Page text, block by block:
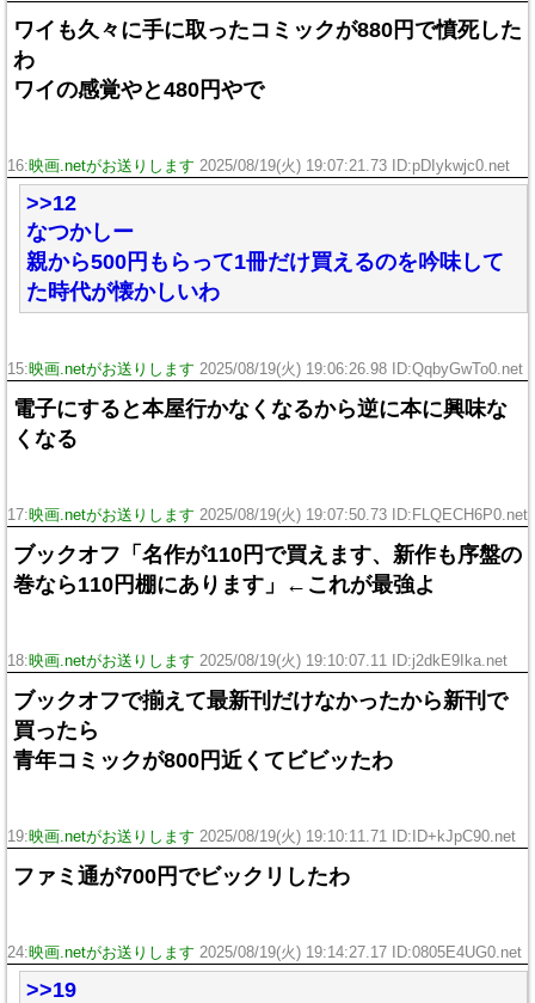
ワイも久々に手に取ったコミックが880円で憤死した
わ
ワイの感覚やと480円やで
16:映画.netがお送りします 2025/08/19(火) 19:07:21.73 ID:pDIykwjc0.net
>>12
なつかしー
親から500円もらって1冊だけ買えるのを吟味して
た時代が懐かしいわ
15:映画.netがお送りします 2025/08/19(火) 19:06:26.98 ID:QqbyGwTo0.net
電子にすると本屋行かなくなるから逆に本に興味な
くなる
17:映画.netがお送りします 2025/08/19(火) 19:07:50.73 ID:FLQECH6P0.net
ブックオフ「名作が110円で買えます、新作も序盤の
巻なら110円棚にあります」←これが最強よ
18:映画.netがお送りします 2025/08/19(火) 19:10:07.11 ID:j2dkE9Ika.net
ブックオフで揃えて最新刊だけなかったから新刊で
買ったら
青年コミックが800円近くてビビッたわ
19:映画.netがお送りします 2025/08/19(火) 19:10:11.71 ID:ID+kJpC90.net
ファミ通が700円でビックリしたわ
24:映画.netがお送りします 2025/08/19(火) 19:14:27.17 ID:0805E4UG0.net
>>19